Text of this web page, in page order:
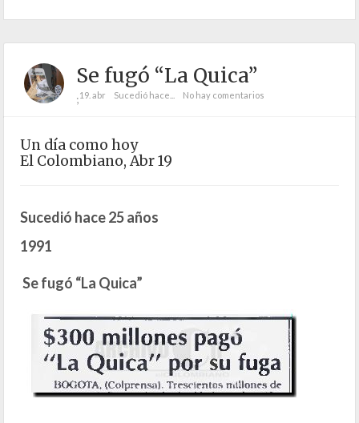
Se fugó “La Quica”
;19. abr Sucedió hace... No hay comentarios
Un día como hoy
El Colombiano, Abr 19
Sucedió hace 25 años
1991
Se fugó “La Quica”